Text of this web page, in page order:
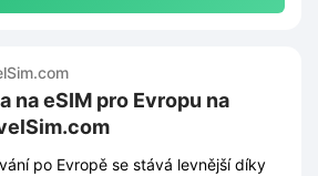
na eSIM pro Evropu na
po Evropě se stává levnější díky